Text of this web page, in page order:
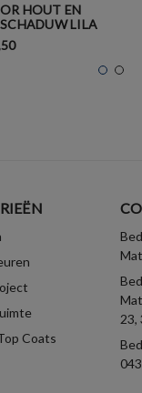
HOUT EN
LILA
Coats
23,